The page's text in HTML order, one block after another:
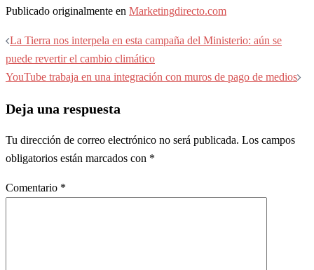
Publicado originalmente en Marketingdirecto.com
Navegación
de
entradas
La Tierra nos interpela en esta campaña del Ministerio: aún se
puede revertir el cambio climático
YouTube trabaja en una integración con muros de pago de medios
Deja una respuesta
Tu dirección de correo electrónico no será publicada. Los campos
obligatorios están marcados con *
Comentario *